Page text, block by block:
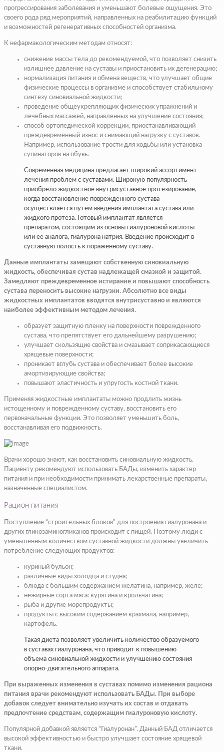
прогрессирования заболевания и уменьшают болевые ощущения. Это
своего рода ряд мероприятий, направленных на реабилитацию функций
и возможностей регенеративных способностей организма.
К нефармакологическим методам относят:
снижение массы тела до рекомендуемой, что позволяет снизить
излишнее давление на суставы и приостановить их дегенерацию;
нормализация питания и обмена веществ, что улучшает общие
физические процессы в организме и способствует стабильному
синтезу синовиальной жидкости;
проведение общеукрепляющих физических упражнений и
лечебных массажей, направленных на улучшение состояния;
способ ортопедической коррекции, приостанавливающий
преждевременный износ и снимающий нагрузку с суставов.
Например, использование трости для ходьбы или установка
супинаторов на обувь.
Современная медицина предлагает широкий ассортимент
лечения проблем с суставами. Широкую популярность
приобрело жидкостное внутрисуставное протезирование,
когда восстановление поврежденного сустава
осуществляется путем введения имплантата сустава или
жидкого протеза. Готовый имплантат является
препаратом, состоящим из основы гиалуроновой кислоты
или ее аналога, гиалурона натрия. Введение происходит в
суставную полость к пораженному суставу.
Данные имплантаты замещают собственную синовиальную
жидкость, обеспечивая сустав надлежащей смазкой и защитой.
Замедляют преждевременное истирание и повышают способность
сустава переносить высокие нагрузки. Абсолютно все виды
жидкостных имплантатов вводятся внутрисуставно и являются
наиболее эффективным методом лечения.
образует защитную пленку на поверхности поврежденного
сустава, что препятствует его дальнейшему разрушению;
улучшает скользящие свойства и смазывает соприкасающиеся
хрящевые поверхности;
проникает вглубь сустава и обеспечивает более высокие
амортизирующие свойства;
повышают эластичность и упругость костной ткани.
Применяя жидкостные имплантаты можно продлить жизнь
истощенному и поврежденному суставу, восстановить его
первоначальные функции. Это позволяет уменьшить боль,
восстанавливая его подвижность.
Врачи хорошо знают, как восстановить синовиальную жидкость.
Пациенту рекомендуют использовать БАДы, изменить характер
питания и при необходимости принимать лекарственные препараты,
назначенные специалистом.
Рацион питания
Поступление “строительных блоков” для построения гиалуронана и
других гликозаминогликанов происходит с пищей. Поэтому люди с
уменьшенным количеством суставной жидкости должны увеличить
потребление следующих продуктов:
куриный бульон;
различные виды холодца и студня;
блюда с большим содержанием желатина, например, желе;
нежирные сорта мяса: курятина и крольчатина;
рыба и другие морепродукты;
продукты с высоким содержанием крахмала, например,
картофель.
Такая диета позволяет увеличить количество образуемого
в суставах гиалуронана, что приводит к повышению
объема синовиальной жидкости и улучшению состояния
опорно-двигательного аппарата.
При выраженных изменения в суставах помимо изменения рациона
питания врачи рекомендуют использовать БАДы. При выборе
добавок следует внимательно изучать их состав и отдавать
предпочтение средствам, содержащим гиалуроновую кислоту.
Популярной добавкой является “Гиалуронан”. Данный БАД отличается
высокой эффективностью и быстро улучшает состояние хрящевой
ткани.